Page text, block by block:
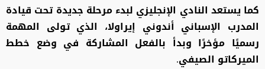
كما يستعد النادي الإنجليزي لبدء مرحلة جديدة تحت قيادة
المدرب الإسباني أندوني إيراولا، الذي تولى المهمة
رسميًا مؤخرًا وبدأ بالفعل المشاركة في وضع خطط
الميركاتو الصيفي.